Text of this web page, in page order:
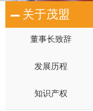
关于茂盟
董事长致辞
发展历程
知识产权